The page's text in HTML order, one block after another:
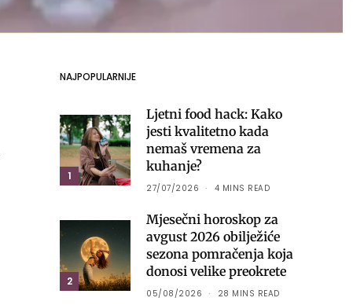
NAJPOPULARNIJE
1
Ljetni food hack: Kako
jesti kvalitetno kada
nemaš vremena za
kuhanje?
27/07/2026 4 MINS READ
2
Mjesečni horoskop za
avgust 2026 obilježiće
sezona pomračenja koja
donosi velike preokrete
05/08/2026 28 MINS READ